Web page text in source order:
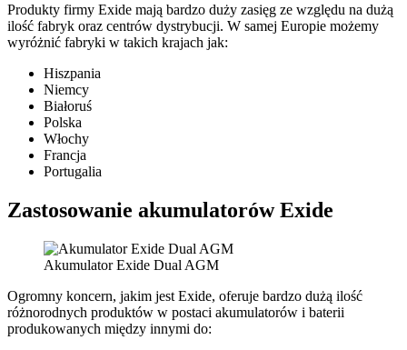
Produkty firmy Exide mają bardzo duży zasięg ze względu na dużą
ilość fabryk oraz centrów dystrybucji. W samej Europie możemy
wyróżnić fabryki w takich krajach jak:
Hiszpania
Niemcy
Białoruś
Polska
Włochy
Francja
Portugalia
Zastosowanie akumulatorów Exide
Akumulator Exide Dual AGM
Ogromny koncern, jakim jest Exide, oferuje bardzo dużą ilość
różnorodnych produktów w postaci akumulatorów i baterii
produkowanych między innymi do: